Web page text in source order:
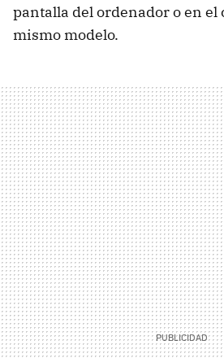
pantalla del ordenador o en el
mismo modelo.